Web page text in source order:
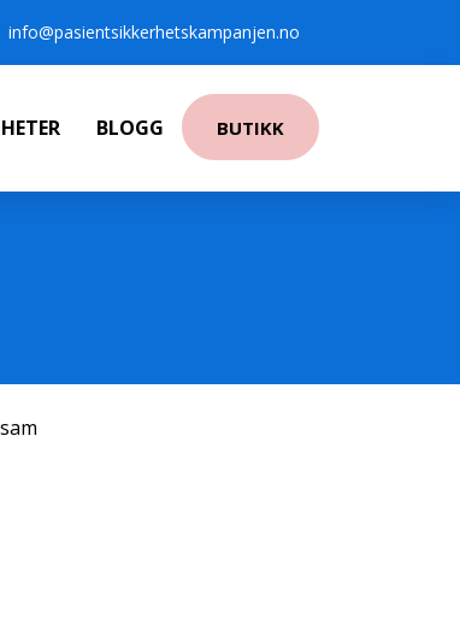
info@pasientsikkerhetskampanjen.no
BLOGG BUTIKK